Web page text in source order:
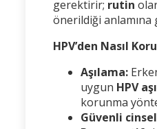
gerektirir; rutin
önerildiği anlamına
HPV’den Nasıl
Aşılama:
uygun HPV
korunma
Güvenli